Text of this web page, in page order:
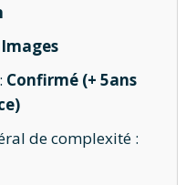
Images
Confirmé (+ 5ans
de complexité :